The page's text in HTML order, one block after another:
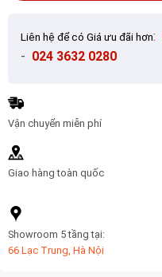
lượng
Liên hệ để có Giá ưu đãi hơn:
- 024 3632 0280
Vận chuyển miễn phí
Giao hàng toàn quốc
Showroom 5 tầng tại:
66 Lạc Trung, Hà Nội